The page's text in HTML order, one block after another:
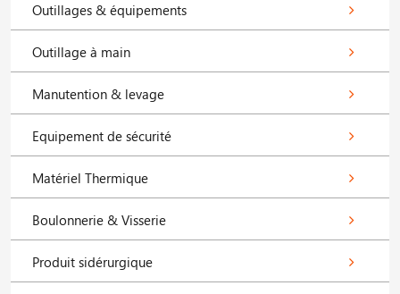
Outillages & équipements
Outillage à main
Manutention & levage
Equipement de sécurité
Matériel Thermique
Boulonnerie & Visserie
Produit sidérurgique